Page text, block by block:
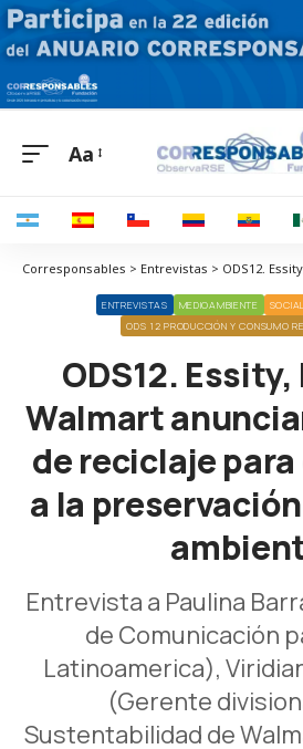
Aa
ENTREVISTAS MEDIOAMBIENTE SOCIAL
ODS 12 PRODUCCIÓN Y CONSUMO
ODS12. Essity,
Walmart
de reciclaje
a la
Entrevista a Paulina
de Comunicación
Latinoamerica),
(Gerente
Sustentabilidad de